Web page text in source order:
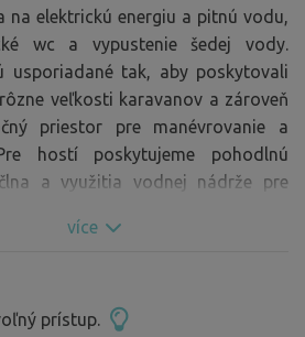
na elektrickú energiu a pitnú vodu,
wc a vypustenie šedej vody.
usporiadané tak, aby poskytovali
veľkosti karavanov a zároveň
priestor pre manévrovanie a
hostí poskytujeme pohodlnú
a využitia vodnej nádrže pre
výbornou destináciou pre
z najkrajších a najatraktívnejších
nádhernou prírodou, turistickými
více
prístup.